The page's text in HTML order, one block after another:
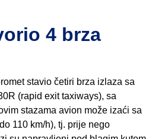
4 brza
stavio četiri brza izlaza sa
(rapid exit taxiways), sa
stazama avion može izaći sa
110 km/h), tj. prije nego